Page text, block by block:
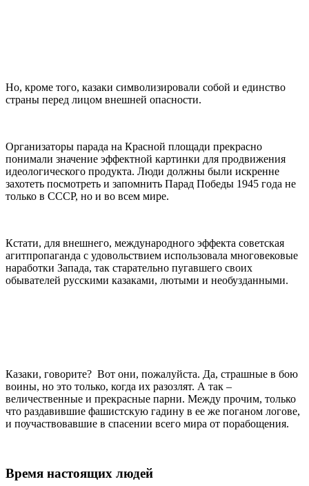
Но, кроме того, казаки символизировали собой и единство
страны перед лицом внешней опасности.
Организаторы парада на Красной площади прекрасно
понимали значение эффектной картинки для продвижения
идеологического продукта. Люди должны были искренне
захотеть посмотреть и запомнить Парад Победы 1945 года не
только в СССР, но и во всем мире.
Кстати, для внешнего, международного эффекта советская
агитпропаганда с удовольствием использовала многовековые
наработки Запада, так старательно пугавшего своих
обывателей русскими казаками, лютыми и необузданными.
Казаки, говорите? Вот они, пожалуйста. Да, страшные в бою
воины, но это только, когда их разозлят. А так –
величественные и прекрасные парни. Между прочим, только
что раздавившие фашистскую гадину в ее же поганом логове,
и поучаствовавшие в спасении всего мира от порабощения.
Время настоящих людей